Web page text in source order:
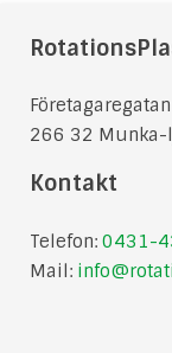
266 32
Kontakt
Telefon: 0431-
Mail: